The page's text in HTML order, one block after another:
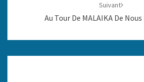
Suivant
Au Tour De MALAIKA De